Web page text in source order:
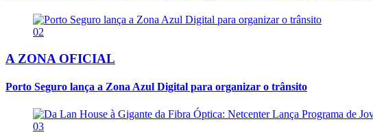
02
A ZONA OFICIAL
Porto Seguro lança a Zona Azul Digital para organizar o trânsito
03